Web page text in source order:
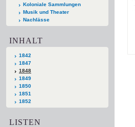
Koloniale Sammlungen
Musik und Theater
Nachlässe
INHALT
1842
1847
1848
1849
1850
1851
1852
LISTEN